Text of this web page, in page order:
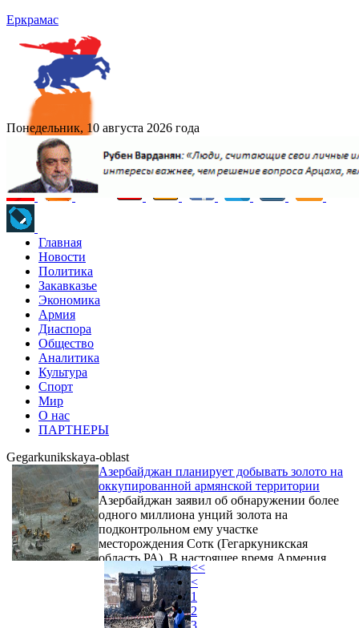
Еркрамас
Понедельник, 10 августа 2026 года
Главная
Новости
Политика
Закавказье
Экономика
Армия
Диаспора
Общество
Аналитика
Культура
Спорт
Мир
О нас
ПАРТНЕРЫ
Gegarkunikskaya-oblast
Азербайджан планирует добывать золото на
оккупированной армянской территории
Азербайджан заявил об обнаружении более
одного миллиона унций золота на
подконтрольном ему участке
месторождения Сотк (Гегаркуникская
область РА). В настоящее время Армения
пытается возобновить подземную добычу
на оставшихся у нее 24% месторождения,
тогда как азербайджанская сторона
получает доступ к большей части ресурсов,
<<
<
1
2
3